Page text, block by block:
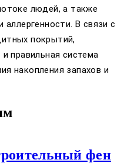
людей, а также
аллергенности. В связи с
покрытий,
правильная система
накопления запахов и
фен